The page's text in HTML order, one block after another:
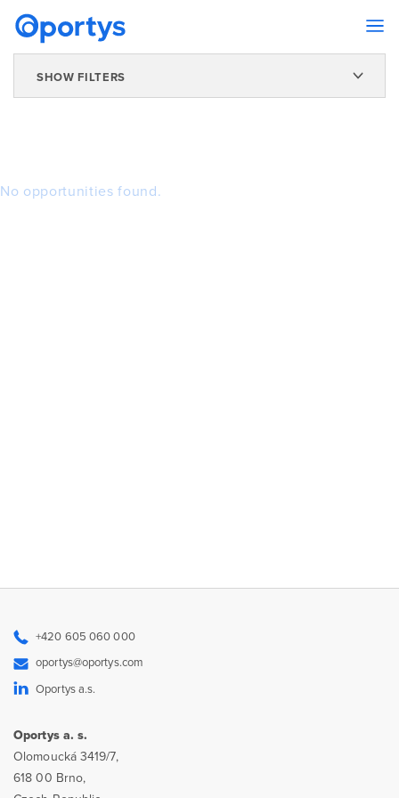
SHOW FILTERS
No opportunities found.
+420 605 060 000
oportys@oportys.com
Oportys a.s.
Oportys a. s.
Olomoucká 3419/7,
618 00 Brno,